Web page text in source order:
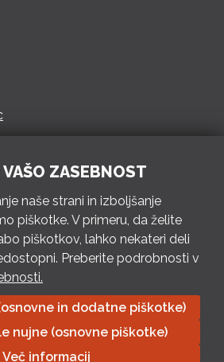
SOB 8 – 12 h
ID: SI79128718 | IBAN: SI56 1010 0003
Sanpaolo d.d.| Predsednik Uprave:
Nadzornega odbora: Ilija Tokić |
ZASEBNOST
naše strani in izboljšanje
piškotke. V primeru, da želite
piškotkov, lahko nekateri deli
Preberite podrobnosti v
in dodatne piškotke)
nujne (osnovne piškotke)
Več informacij